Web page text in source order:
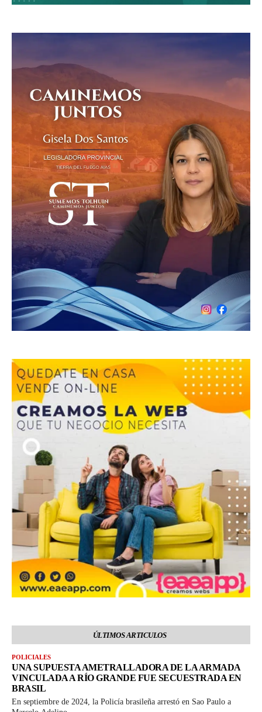
ÚLTIMOS ARTICULOS
POLICIALES
UNA SUPUESTA AMETRALLADORA DE LA ARMADA
VINCULADA A RÍO GRANDE FUE SECUESTRADA EN
BRASIL
En septiembre de 2024, la Policía brasileña arrestó en Sao Paulo a